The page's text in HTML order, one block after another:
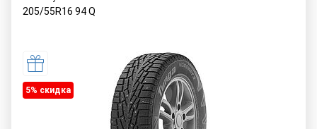
205/55R16 94Q
5% cкидка